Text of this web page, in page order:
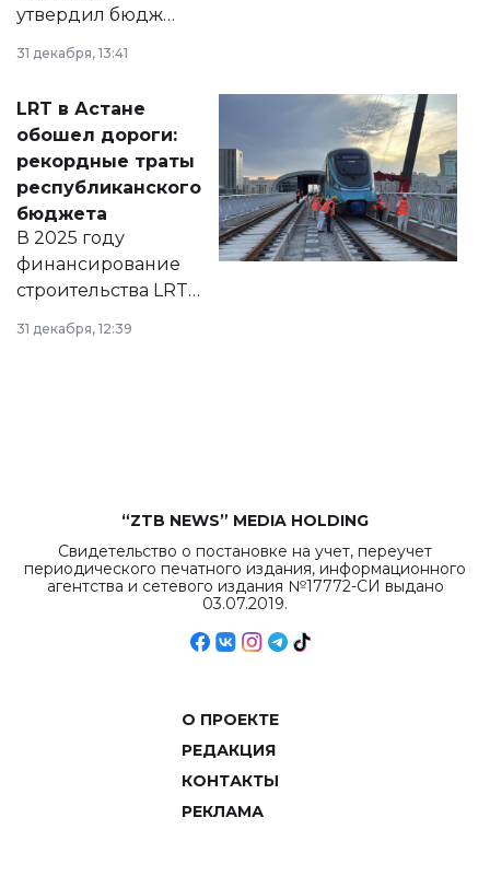
утвердил бюджет
города на 2026–
2028 годы.
документ
появился в базе
нормативных
правовых актов и
на сайте маслихат
города.
31 декабря, 13:41
LRT в Астане
обошел дороги:
рекордные траты
республиканского
бюджета
В 2025 году
финансирование
строительства LRT
в Астане из
республиканского
31 декабря, 12:39
“ZTB NEWS” MEDIA HOLDING
Свидетельство о постановке на учет, переучет
периодического печатного издания, информационного
агентства и сетевого издания №17772-СИ выдано
03.07.2019.
О ПРОЕКТЕ
РЕДАКЦИЯ
КОНТАКТЫ
РЕКЛАМА